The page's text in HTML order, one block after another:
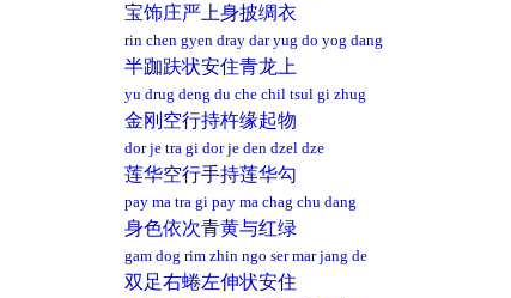
宝饰庄严上身披绸衣
rin chen gyen dray dar yug do yog dang
半跏趺状安住青龙上
yu drug deng du che chil tsul gi zhug
金刚空行持杵缘起物
dor je tra gi dor je den dzel dze
莲华空行手持莲华勾
pay ma tra gi pay ma chag chu dang
身色依次青黄与红绿
gam dog rim zhin ngo ser mar jang de
双足右蜷左伸状安住